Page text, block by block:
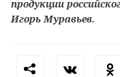
продукции
Игорь Муравьев.